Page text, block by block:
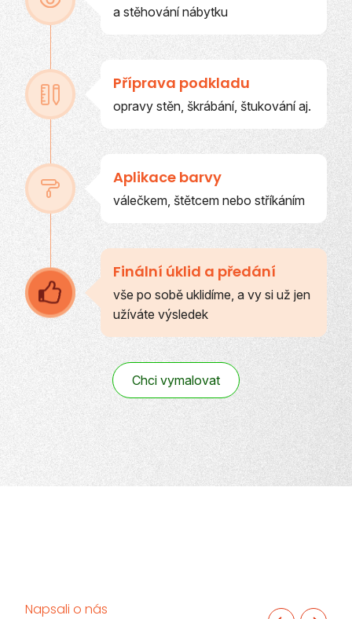
a stěhování nábytku
Příprava podkladu
opravy stěn, škrábání, štukování aj.
Aplikace barvy
válečkem, štětcem nebo stříkáním
Finální úklid a předání
vše po sobě uklidíme, a vy si už jen
užíváte výsledek
Chci vymalovat
Napsali o nás